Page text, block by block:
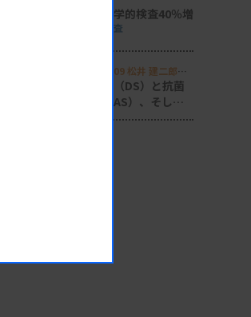
単一遺伝子の遺伝学的検査40％増
日衛協が2024年度調査
Voice of Lab. file 09 松井 建二郎
（藤田医科大学病院臨床検査部微生物
感染症の診断支援（DS）と抗菌
薬適正使用支援（AS）、そして